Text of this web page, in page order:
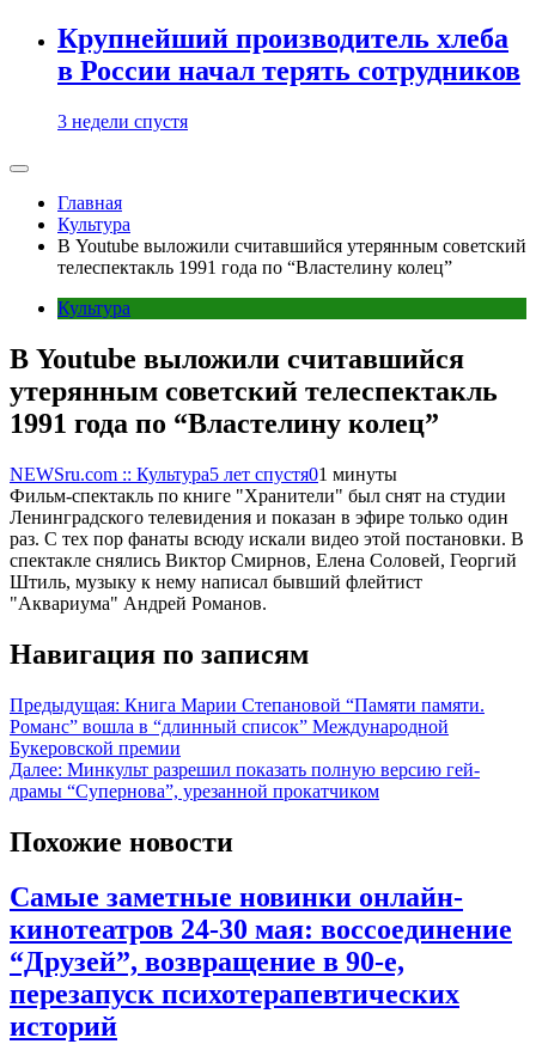
Крупнейший производитель хлеба
в России начал терять сотрудников
3 недели спустя
Главная
Культура
В Youtube выложили считавшийся утерянным советский
телеспектакль 1991 года по “Властелину колец”
Культура
В Youtube выложили считавшийся
утерянным советский телеспектакль
1991 года по “Властелину колец”
NEWSru.com :: Культура5 лет спустя01 минуты
Фильм-спектакль по книге "Хранители" был снят на студии
Ленинградского телевидения и показан в эфире только один
раз. С тех пор фанаты всюду искали видео этой постановки. В
спектакле снялись Виктор Смирнов, Елена Соловей, Георгий
Штиль, музыку к нему написал бывший флейтист
"Аквариума" Андрей Романов.
Навигация по записям
Предыдущая: Книга Марии Степановой “Памяти памяти.
Романс” вошла в “длинный список” Международной
Букеровской премии
Далее: Минкульт разрешил показать полную версию гей-
драмы “Супернова”, урезанной прокатчиком
Похожие новости
Самые заметные новинки онлайн-
кинотеатров 24-30 мая: воссоединение
“Друзей”, возвращение в 90-е,
перезапуск психотерапевтических
историй